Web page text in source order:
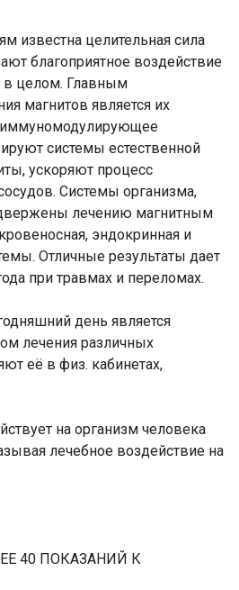
известна целительная сила
благоприятное воздействие
в целом. Главным
магнитов является их
системы естественной
ускоряют процесс
Системы организма,
лечению магнитным
эндокринная и
Отличные результаты дает
при травмах и переломах.
день является
лечения различных
её в физ. кабинетах,
на организм человека
лечебное воздействие на
40 ПОКАЗАНИЙ К